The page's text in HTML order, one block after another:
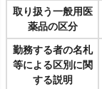
取り扱う一般用医
薬品の区分
勤務する者の名札
等による区別に関
する説明